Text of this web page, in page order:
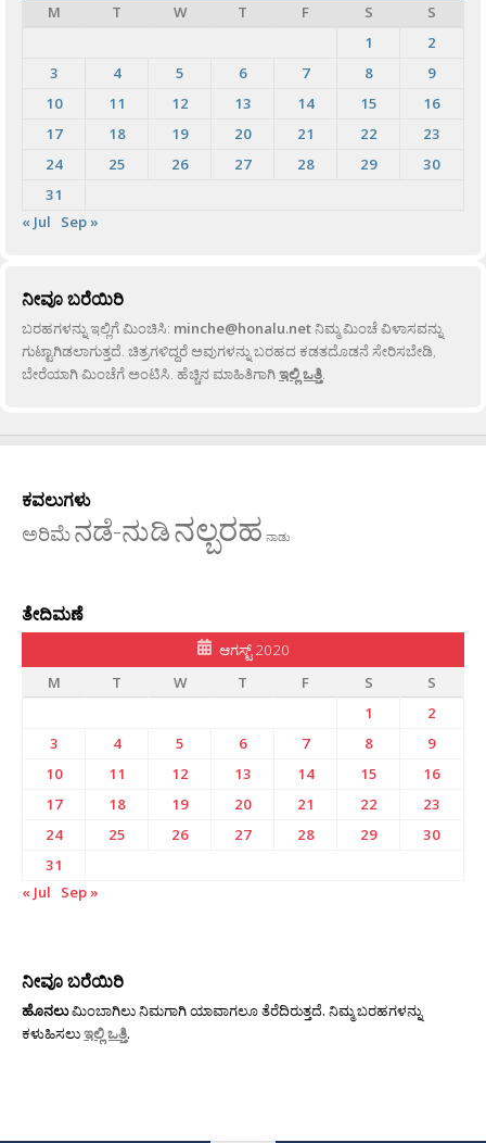
M
T W T F S
S
1
2
3
4 5 6 7 8
9
10
11 12 13 14 15
16
17
18 19 20 21 22
23
24
25 26 27 28 29
30
31
« Jul
Sep »
ನೀವೂ ಬರೆಯಿರಿ
ಬರಹಗಳನ್ನು ಇಲ್ಲಿಗೆ ಮಿಂಚಿಸಿ: minche@honalu.netನಿಮ್ಮ ಮಿಂಚೆ ವಿಳಾಸವನ್ನು
ಗುಟ್ಟಾಗಿಡಲಾಗುತ್ತದೆ. ಚಿತ್ರಗಳಿದ್ದರೆ ಅವುಗಳನ್ನು ಬರಹದ ಕಡತದೊಡನೆ ಸೇರಿಸಬೇಡಿ,
ಬೇರೆಯಾಗಿ ಮಿಂಚೆಗೆ ಅಂಟಿಸಿ. ಹೆಚ್ಚಿನ ಮಾಹಿತಿಗಾಗಿಇಲ್ಲಿ ಒತ್ತಿ.
ಕವಲುಗಳು
ಅರಿಮೆನಡೆ-ನುಡಿನಲ್ಬರಹ ನಾಡು
ತೇದಿಮಣೆ
ಆಗಸ್ಟ್ 2020
M
T W T F S
S
1
2
3
4 5 6 7 8
9
10
11 12 13 14 15
16
17
18 19 20 21 22
23
24
25 26 27 28 29
30
31
« Jul
Sep »
ನೀವೂ ಬರೆಯಿರಿ
ಹೊನಲುಮಿಂಬಾಗಿಲು ನಿಮಗಾಗಿ ಯಾವಾಗಲೂ ತೆರೆದಿರುತ್ತದೆ. ನಿಮ್ಮ ಬರಹಗಳನ್ನು
ಕಳುಹಿಸಲುಇಲ್ಲಿ ಒತ್ತಿ.